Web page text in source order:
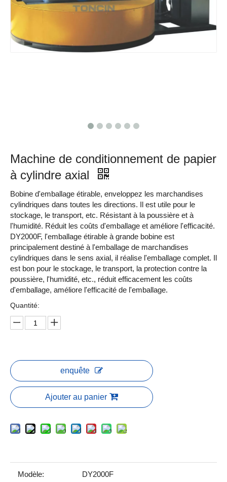
Machine de conditionnement de papier
à cylindre axial
Bobine d'emballage étirable, enveloppez les marchandises
cylindriques dans toutes les directions. Il est utile pour le
stockage, le transport, etc. Résistant à la poussière et à
l'humidité. Réduit les coûts d'emballage et améliore l'efficacité.
DY2000F, l'emballage étirable à grande bobine est
principalement destiné à l'emballage de marchandises
cylindriques dans le sens axial, il réalise l'emballage complet. Il
est bon pour le stockage, le transport, la protection contre la
poussière, l'humidité, etc., réduit efficacement les coûts
d'emballage, améliore l'efficacité de l'emballage.
Quantité:
enquête
Ajouter au panier
Modèle: DY2000F